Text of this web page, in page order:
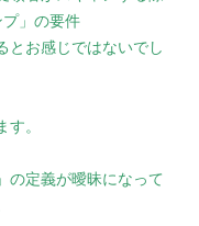
」の要件
とお感じではないでし
。
の定義が曖昧になって